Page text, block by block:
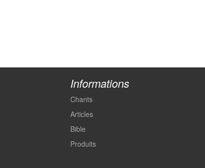
Informations
Chants
Articles
Bible
Produits